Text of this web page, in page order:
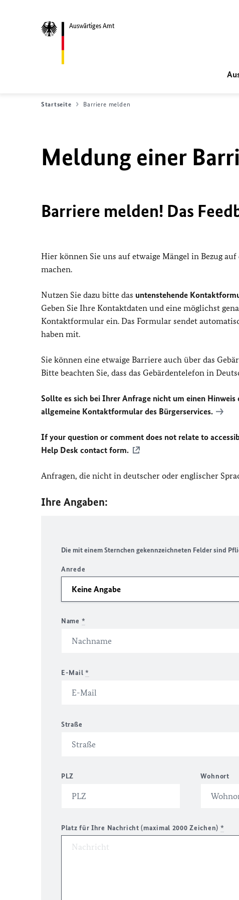
Auswärtiges Amt
Startseite Barriere melden
Meldung einer
Barriere melden! Das
Hier können Sie uns auf etwaige Mängel in Bezug
machen.
Nutzen Sie dazu bitte das untenstehende
Geben Sie Ihre Kontaktdaten und eine möglichst
Kontaktformular ein. Das Formular sendet
haben mit.
Sie können eine etwaige Barriere auch über das
Bitte beachten Sie, dass das Gebärdentelefon in
Sollte es sich bei Ihrer Anfrage nicht um einen
allgemeine Kontaktformular des Bürgerservices.
If your question or comment does not relate to
Help Desk contact form.
Anfragen, die nicht in deutscher oder englischer
Ihre Angaben:
Die mit einem Sternchen gekennzeichneten Felder sind
Anrede
Name *
E-Mail *
Straße
PLZ Wohnort
Platz für Ihre Nachricht (maximal 2000 Zeichen) *